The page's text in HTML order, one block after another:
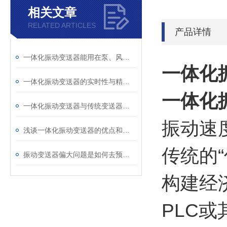
相关文章
RELATED ARTICLES
产品详情
一体化
一体化
振动速
传统的
构建经
PLC或